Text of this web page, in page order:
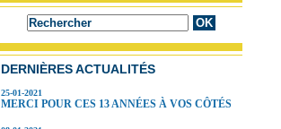
DERNIÈRES ACTUALITÉS
25-01-2021
MERCI POUR CES 13 ANNÉES À VOS CÔTÉS